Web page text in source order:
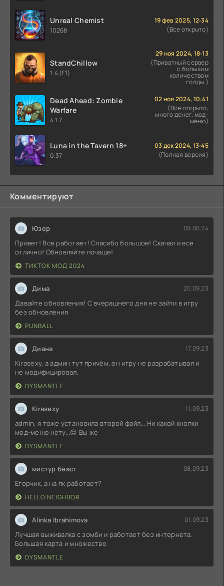
Unreal Chemist
10268
19 фев 2025, 12:34
(Все открыто)
StandChillow
1.4 (F1)
29 ноя 2024, 18:13
(Приватный сервер
с большим
количеством
голды.)
Dead Ahead: Zombie
Warfare
4.1.7
02 ноя 2024, 10:41
(Все открыто,
много денег, мод-
меню)
Luna in the Tavern 18+
0.37
03 дек 2024, 13:45
(Полная версия)
Комментируют
Юзер 09.06.24
Привет! Все работает! Спасибо большое! Скачал и все
отлично! Обновляйте почаще!
ТИКТОК МОД 2024
Дима 20.09.23
Давайте обновления! С вчерашнего дня не зайти в игру
без обновления
PUNBALL
Диана 17.09.23
Kirasexy, а админ тут причём, он игру не разрабатывал и
не модифицировал.
DYSMANTLE
Kirasexy 11.09.23
admin, я тоже установила второй файл... Ни какой кнопки
мод-меню нету...😔 Вы же
DYSMANTLE
мистур беаст 08.09.23
Егорчик, а на пк работает?
HELLO NEIGHBOR
Alinka Ibrahimova 01.09.23
Лучшая выживалка с зомби и работает без интернета.
Большая карта и множество
DYSMANTLE